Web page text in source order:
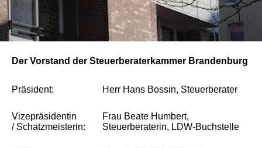
Der Vorstand der Steuerberaterkammer Brandenburg
Präsident: Herr Hans Bossin, Steuerberater
Vizepräsidentin
/ Schatzmeisterin:
Frau Beate Humbert,
Steuerberaterin, LDW-Buchstelle